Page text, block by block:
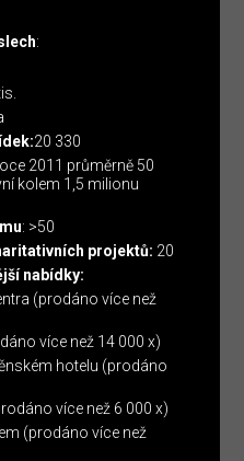
:
20 330
2011 průměrně 50
kolem 1,5 milionu
: >50
projektů: 20
nabídky:
(prodáno více než
více než 14 000 x)
hotelu (prodáno
více než 6 000 x)
(prodáno více než